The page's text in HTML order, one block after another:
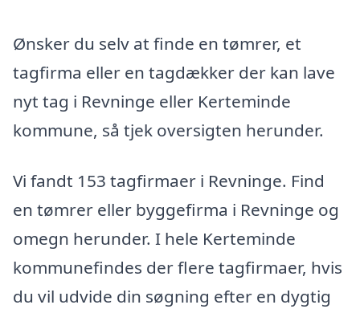
Ønsker du selv at finde en tømrer, et
tagfirma eller en tagdækker der kan lave
nyt tag i Revninge eller Kerteminde
kommune, så tjek oversigten herunder.
Vi fandt 153 tagfirmaer i Revninge. Find
en tømrer eller byggefirma i Revninge og
omegn herunder. I hele Kerteminde
kommunefindes der flere tagfirmaer, hvis
du vil udvide din søgning efter en dygtig